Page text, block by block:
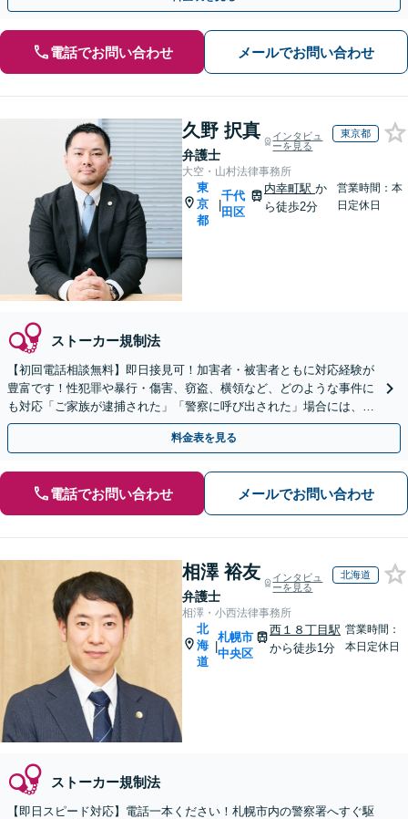
電話でお問い合わせ メールでお問い合わせ
久野 択真
弁護士
インタビュ
ーを見る
東京都
大空・山村法律事務所
東
京
都
|
千代
田区
内幸町駅か
ら徒歩2分
営業時間：本
日定休日
ストーカー規制法
【初回電話相談無料】即日接見可！加害者・被害者ともに対応経験が
豊富です！性犯罪や暴行・傷害、窃盗、横領など、どのような事件に
も対応「ご家族が逮捕された」「警察に呼び出された」場合には、お
早めにご相談ください
料金表を見る
電話でお問い合わせ メールでお問い合わせ
相澤 裕友
弁護士
インタビュ
ーを見る
北海道
相澤・小西法律事務所
北
海
道
|
札幌市
中央区
西１８丁目駅
から徒歩1分
営業時間：
本日定休日
ストーカー規制法
【即日スピード対応】電話一本ください！札幌市内の警察署へすぐ駆